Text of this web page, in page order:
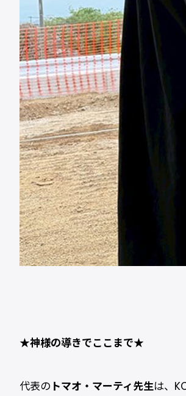
★神様の導きでここまで★
代表の トマオ・マーティ先生は、